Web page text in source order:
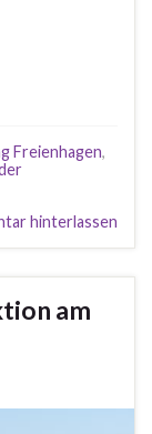
Freienhagen,
hinterlassen
am